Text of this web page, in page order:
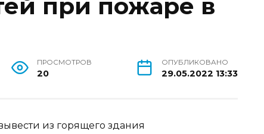
при пожаре в
ПРОСМОТРОВ
20
ОПУБЛИКОВАНО
29.05.2022 13:33
из горящего здания